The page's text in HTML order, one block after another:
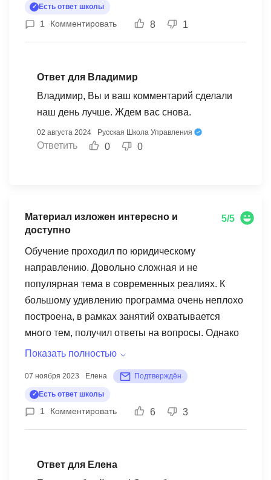
любом вопросе. Приятно удивило наполнение
курса, в нем присутствовали как базовые
элементы, устоявшиеся на рынке образования,
Спикеры опытные, практики, часто приводили
примеры из собственного профессионального
опыта. Могу рекомендовать данное учебное
Есть ответ школы
1 Комментировать 8 1
Ответ для Владимир
Владимир, Вы и ваш комментарий сделали
наш день лучше. Ждем вас снова.
02 августа 2024 Русская Школа Управления
Ответить 0 0
Материал изложен интересно и
доступно
5/5
Обучение проходил по юридическому
направлению. Довольно сложная и не
популярная тема в современных реалиях. К
большому удивлению программа очень неплохо
построена, в рамках занятий охватывается
много тем, получил ответы на вопросы. Однако
курс на 5,5 часов в день - тяжеловато идет, ведь
это, с точки зрения объема материала и его
усваиваемости обучение прошло легко и было
полезным. Лектор поделился полезной
информацией и опытом по определенным
прошла успешно. Спасибо за хорошее
Показать полностью
07 ноября 2023 Елена Подтверждён
Есть ответ школы
1 Комментировать 6 3
Ответ для Елена